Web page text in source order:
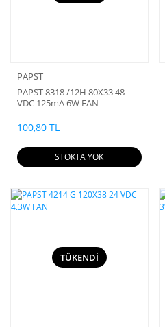
PAPST
PAPST 8318 /12H 80X33 48
VDC 125mA 6W FAN
100,80 TL
STOKTA YOK
TÜKENDİ